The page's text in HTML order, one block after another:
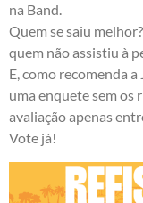
na Band.
Quem se saiu
quem não assistiu à
E, como recomenda
uma enquete sem os
avaliação apenas
Vote já!